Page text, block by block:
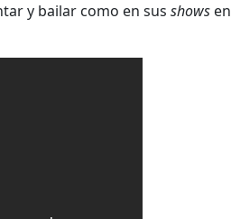
y bailar como en sus shows en